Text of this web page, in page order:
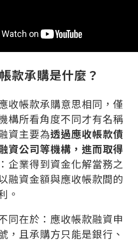
款承購是什麼？
收帳款承購意思相同，僅
構所看角度不同才有名稱
資主要為透過應收帳款債
資公司等機構，進而取得
企業得到資金化解當務之
融資金額與應收帳款間的
。
同在於：應收帳款融資申
，且承購方只能是銀行、